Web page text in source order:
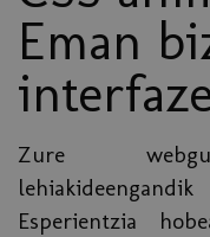
Eman
Zure
Esperientzia